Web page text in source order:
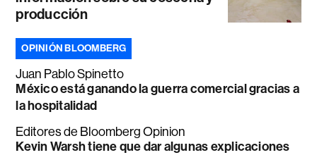
producción
OPINIÓN BLOOMBERG
Juan Pablo Spinetto
México está ganando la guerra comercial gracias a
la hospitalidad
Editores de Bloomberg Opinion
Kevin Warsh tiene que dar algunas explicaciones